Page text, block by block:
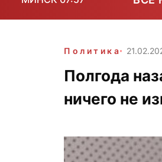
Политика
Полгода
ничего не